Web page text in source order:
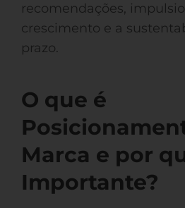
recomendações,
crescimento e a
prazo.
O que é
Marca e por
Importante?